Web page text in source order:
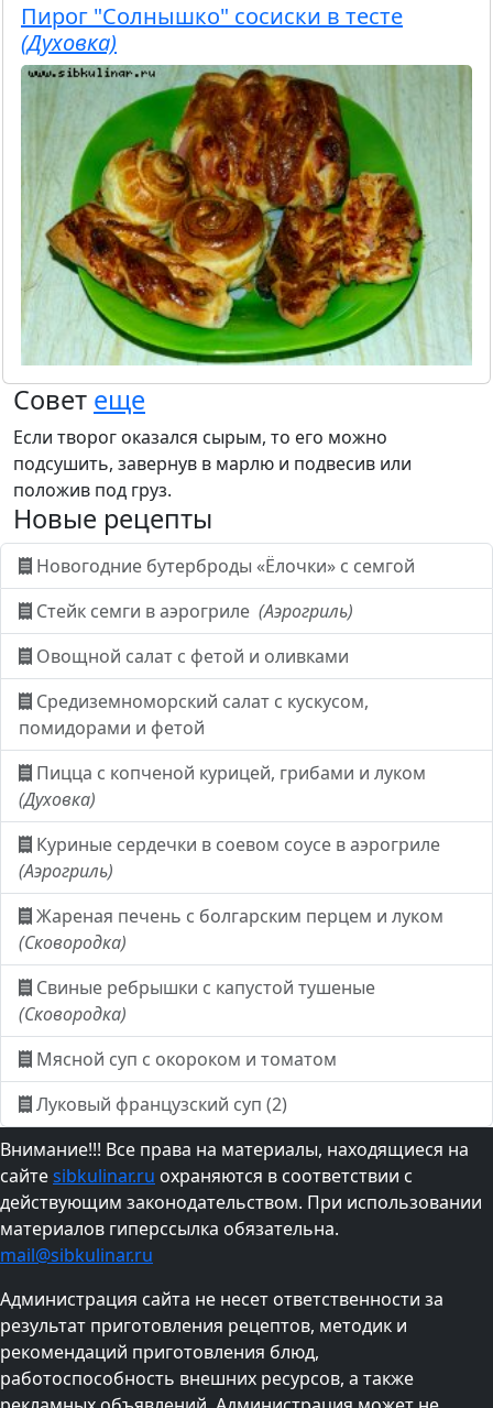
Пирог "Солнышко" сосиски в тесте
(Духовка)
Совет еще
Если творог оказался сырым, то его можно
подсушить, завернув в марлю и подвесив или
положив под груз.
Новые рецепты
Новогодние бутерброды «Ёлочки» с семгой
Стейк семги в аэрогриле (Аэрогриль)
Овощной салат с фетой и оливками
Средиземноморский салат с кускусом,
помидорами и фетой
Пицца с копченой курицей, грибами и луком
(Духовка)
Куриные сердечки в соевом соусе в аэрогриле
(Аэрогриль)
Жареная печень с болгарским перцем и луком
(Сковородка)
Свиные ребрышки с капустой тушеные
(Сковородка)
Мясной суп с окороком и томатом
Луковый французский суп (2)
Внимание!!! Все права на материалы, находящиеся на
сайтеsibkulinar.ru охраняются в соответствии с
действующим законодательством. При использовании
материалов гиперссылка обязательна.
mail@sibkulinar.ru
Администрация сайта не несет ответственности за
результат приготовления рецептов, методик и
рекомендаций приготовления блюд,
работоспособность внешних ресурсов, а также